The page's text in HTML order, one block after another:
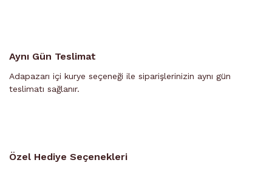
Aynı Gün Teslimat
Adapazarı içi kurye seçeneği ile siparişlerinizin aynı gün
teslimatı sağlanır.
Özel Hediye Seçenekleri